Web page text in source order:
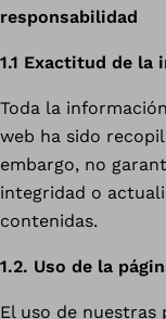
responsabilidad
1.1 Exactitud de la
Toda la
web ha sido
embargo, no
integridad o
contenidas.
1.2. Uso de la
El uso de nuestras